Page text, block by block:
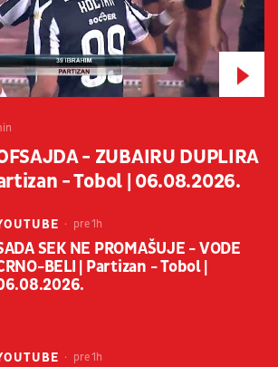
- ZUBAIRU DUPLIRA
- Tobol | 06.08.2026.
pre 1h
SEK NE PROMAŠUJE - VODE
BELI | Partizan - Tobol |
pre 1h